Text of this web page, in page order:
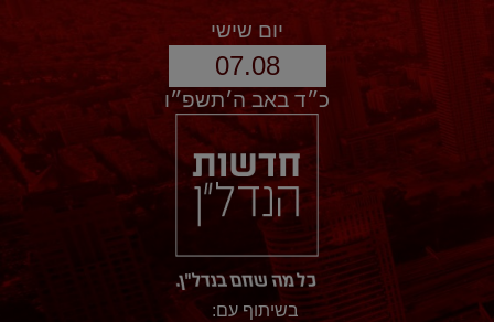
יום שישי
07.08
כ״ד באב ה׳תשפ״ו
בשיתוף עם: